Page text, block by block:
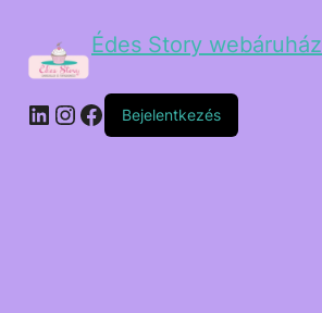
Édes Story webáruház
Bejelentkezés